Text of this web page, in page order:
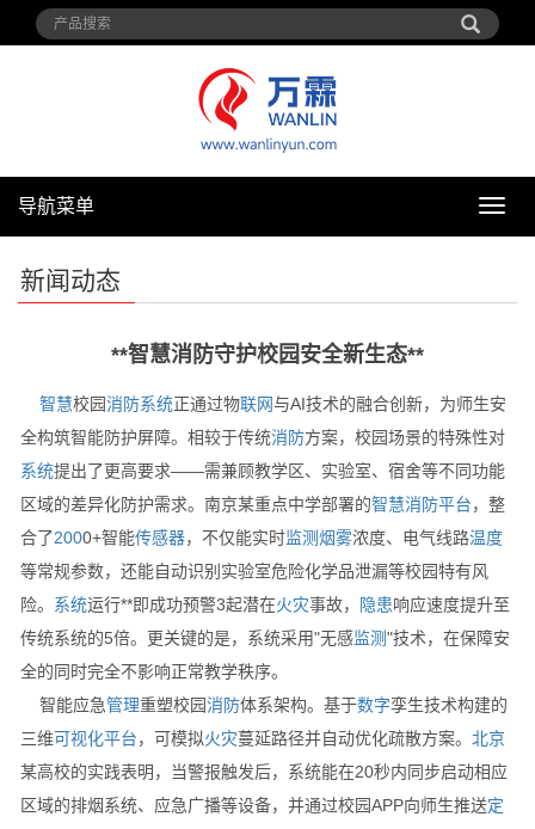
导
导航菜单
新闻动态
**智慧消防守护校园安全新生态**
智慧校园消防系统正通过物联网与AI技术的融合创新，为师生安
全构筑智能防护屏障。相较于传统消防方案，校园场景的特殊性对
系统提出了更高要求——需兼顾教学区、实验室、宿舍等不同功能
区域的差异化防护需求。南京某重点中学部署的智慧消防平台，整
合了2000+智能传感器，不仅能实时监测烟雾浓度、电气线路温度
等常规参数，还能自动识别实验室危险化学品泄漏等校园特有风
险。 系统运行**即成功预警3起潜在火灾事故， 隐患响应速度提升至
传统系统的5倍。更关键的是，系统采用"无感监测"技术，在保障安
全的同时完全不影响正常教学秩序。
智能应急管理重塑校园消防体系架构。基于数字孪生技术构建的
三维可视化平台，可模拟火灾蔓延路径并自动优化疏散方案。 北京
某高校的实践表明，当警报触发后，系统能在20秒内同步启动相应
区域的排烟系统、应急广播等设备，并通过校园APP向师生推送定